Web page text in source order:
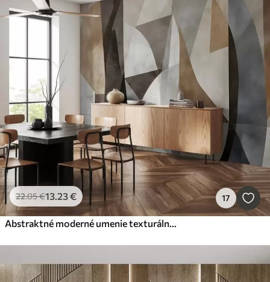
22.05€13.23€ 17
Abstraktné moderné umenie texturálne geometrické tvary v odtieňoch hnedej, sivej a béžovej